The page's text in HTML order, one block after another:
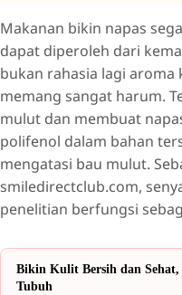
Makanan bikin napas
dapat diperoleh dari
bukan rahasia lagi aroma
memang sangat harum.
mulut dan membuat
polifenol dalam bahan
mengatasi bau mulut.
smiledirectclub.com,
penelitian berfungsi
Bikin Kulit Bersih dan
Tubuh